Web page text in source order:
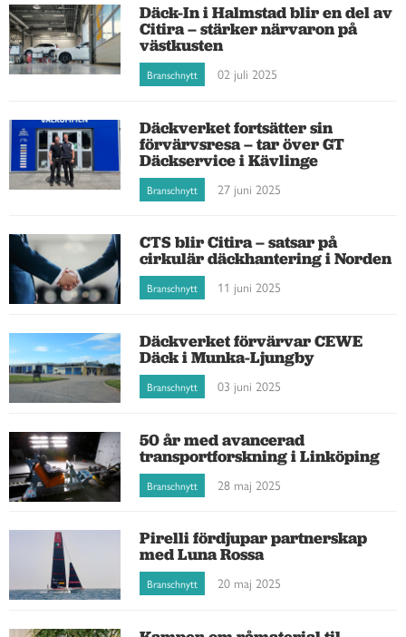
Däck-In i Halmstad blir en del av
Citira – stärker närvaron på
västkusten
Branschnytt 02 juli 2025
Däckverket fortsätter sin
förvärvsresa – tar över GT
Däckservice i Kävlinge
Branschnytt 27 juni 2025
CTS blir Citira – satsar på
cirkulär däckhantering i Norden
Branschnytt 11 juni 2025
Däckverket förvärvar CEWE
Däck i Munka-Ljungby
Branschnytt 03 juni 2025
50 år med avancerad
transportforskning i Linköping
Branschnytt 28 maj 2025
Pirelli fördjupar partnerskap
med Luna Rossa
Branschnytt 20 maj 2025